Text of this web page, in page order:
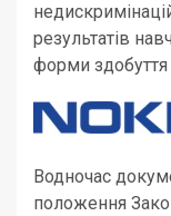
результатів
форми здобуття
Водночас
положення